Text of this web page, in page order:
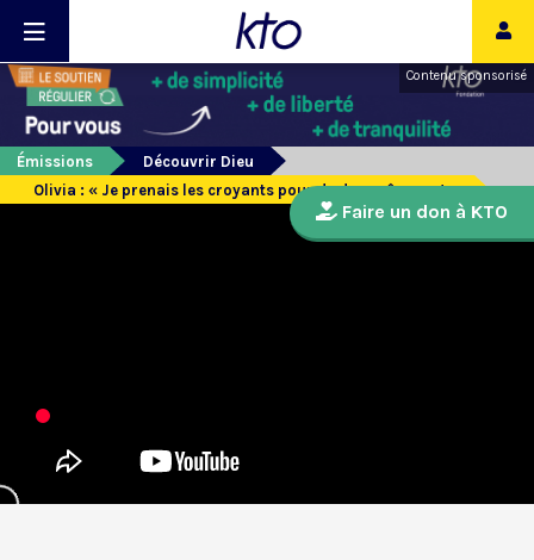
Contenu sponsorisé
Émissions
Découvrir Dieu
Olivia : « Je prenais les croyants pour de doux rêveurs ! »
Faire un don à KTO